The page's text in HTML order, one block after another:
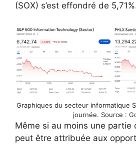
(SOX) s’est effondré de
Graphiques du secteur informatique
journée. Source :
Même si au moins une partie
peut être attribuée aux